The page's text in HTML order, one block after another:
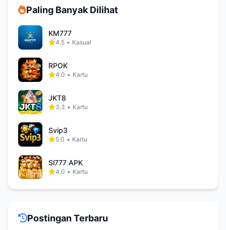
Paling Banyak Dilihat
KM777
4.5 • Kasual
RPOK
4.0 • Kartu
JKT8
3.3 • Kartu
Svip3
5.0 • Kartu
Sl777 APK
4.0 • Kartu
Postingan Terbaru